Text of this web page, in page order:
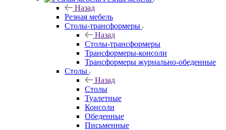
Назад
Резная мебель
Столы-трансформеры
Назад
Столы-трансформеры
Трансформеры-консоли
Трансформеры журнально-обеденные
Столы
Назад
Столы
Туалетные
Консоли
Обеденные
Письменные